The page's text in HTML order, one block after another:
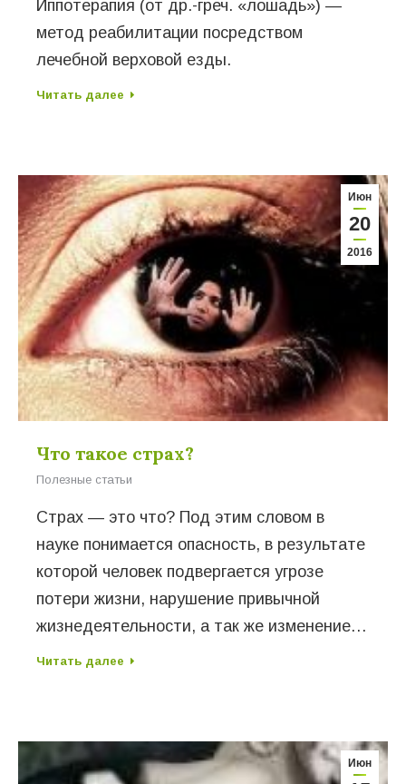
Иппотерапия (от др.-греч. «лошадь») —
метод реабилитации посредством
лечебной верховой езды.
Читать далее
Июн
20
2016
Что такое страх?
Полезные статьи
Страх — это что? Под этим словом в
науке понимается опасность, в результате
которой человек подвергается угрозе
потери жизни, нарушение привычной
жизнедеятельности, а так же изменение…
Читать далее
Июн